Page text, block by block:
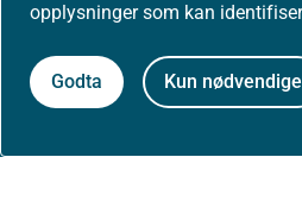
opplysninger som kan
Godta Kun nødvendige
Presse
Om nettstedet